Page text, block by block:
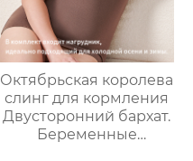
Октябрьская королева
слинг для кормления
Двусторонний бархат.
Беременные